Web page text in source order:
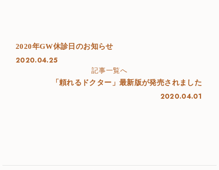
Top
2020年GW休診日のお知らせ
2020.04.25
記事一覧へ
「頼れるドクター」最新版が発売されました
2020.04.01